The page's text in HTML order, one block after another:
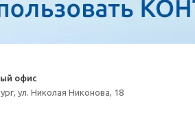
офис
ул. Николая Никонова, 18